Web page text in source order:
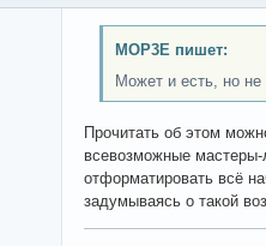
MOP3E пишет:
Может и есть, но не
Прочитать об этом
всевозможные мастеры-
отформатировать всё
задумываясь о такой